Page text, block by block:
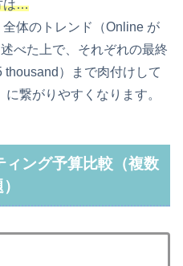
は…
体のトレンド（Online が
べた上で、それぞれの最終
thousand）まで肉付けして
繋がりやすくなります。
ィング予算比較（複数